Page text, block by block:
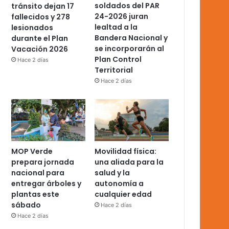
tránsito dejan 17
fallecidos y 278
lesionados
durante el Plan
Vacación 2026
Hace 2 días
soldados del PAR
24-2026 juran
lealtad a la
Bandera Nacional y
se incorporarán al
Plan Control
Territorial
Hace 2 días
MOP Verde
prepara jornada
nacional para
entregar árboles y
plantas este
sábado
Hace 2 días
Movilidad física:
una aliada para la
salud y la
autonomía a
cualquier edad
Hace 2 días